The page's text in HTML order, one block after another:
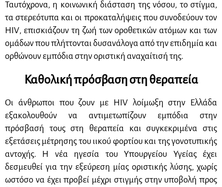
Ταυτόχρονα, η κοινωνική διάσταση της νόσου, το στίγμα,
τα στερεότυπα και οι προκαταλήψεις που συνοδεύουν τον
HIV, επισκιάζουν τη ζωή των οροθετικών ατόμων και των
ομάδων που πλήττονται δυσανάλογα από την επιδημία και
ορθώνουν εμπόδια στην οριστική αναχαίτισή της.
Καθολική πρόσβαση στη θεραπεία
Οι άνθρωποι που ζουν με HIVλοίμωξη στην Ελλάδα
εξακολουθούν να αντιμετωπίζουν εμπόδια στην
πρόσβασή τους στη θεραπεία και συγκεκριμένα στις
εξετάσεις μέτρησης του ιικού φορτίου και της γονοτυπικής
αντοχής. Η νέα ηγεσία του Υπουργείου Υγείας έχει
δεσμευθεί για την εξεύρεση μίας οριστικής λύσης, χωρίς
ωστόσο να έχει προβεί μέχρι στιγμής στην υποβολή προς